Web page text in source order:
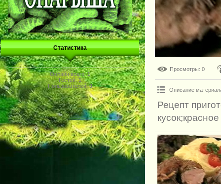
Статистика
Онлайн всего:1
Гостей:1
Пользователей:0
Просмотры: 0
Описание
Рецепт